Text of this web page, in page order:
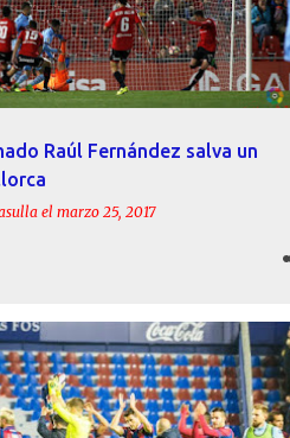
Raúl Fernández salva un
el marzo 25, 2017
ESTADÍSTICAS LEVANTE
+
ROGER